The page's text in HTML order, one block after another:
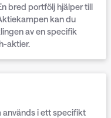
bred portfölj hjälper till
kan du
av en specifik
aktier.
används i ett specifikt